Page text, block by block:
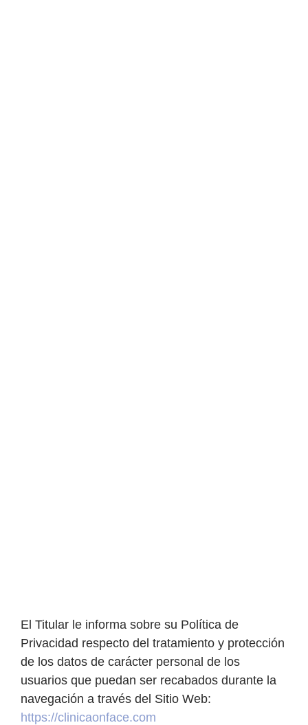
El Titular le informa sobre su Política de
Privacidad respecto del tratamiento y protección
de los datos de carácter personal de los
usuarios que puedan ser recabados durante la
navegación a través del Sitio Web:
https://clinicaonface.com